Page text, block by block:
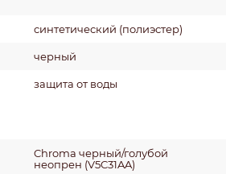
синтетический (полиэстер)
черный
защита от воды
Chroma черный/голубой
неопрен (V5C31AA)